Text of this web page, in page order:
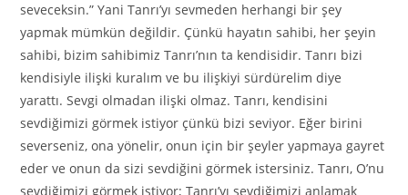
seveceksin.” Yani Tanrı’yı sevmeden herhangi bir şey
yapmak mümkün değildir. Çünkü hayatın sahibi, her şeyin
sahibi, bizim sahibimiz Tanrı’nın ta kendisidir. Tanrı bizi
kendisiyle ilişki kuralım ve bu ilişkiyi sürdürelim diye
yarattı. Sevgi olmadan ilişki olmaz. Tanrı, kendisini
sevdiğimizi görmek istiyor çünkü bizi seviyor. Eğer birini
severseniz, ona yönelir, onun için bir şeyler yapmaya gayret
eder ve onun da sizi sevdiğini görmek istersiniz. Tanrı, O’nu
sevdiğimizi görmek istiyor; Tanrı’yı sevdiğimizi anlamak